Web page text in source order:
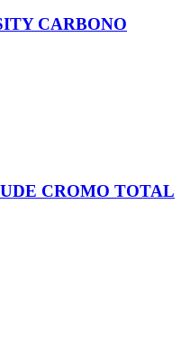
CARBONO
CROMO TOTAL